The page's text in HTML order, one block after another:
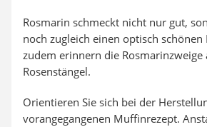
Rosmarin schmeckt nicht nur gut,
noch zugleich einen optisch schönen
zudem erinnern die Rosmarinzweige
Rosenstängel.
Orientieren Sie sich bei der
vorangegangenen Muffinrezept.